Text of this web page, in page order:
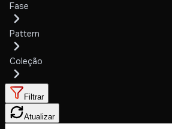
Fase
Pattern
Coleção
Filtrar
Atualizar